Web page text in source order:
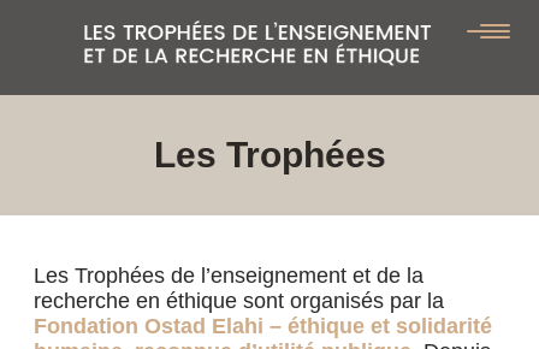
Les Trophées
Les Trophées de l’enseignement et de la
recherche en éthique sont organisés par la
Fondation Ostad Elahi – éthique et solidarité